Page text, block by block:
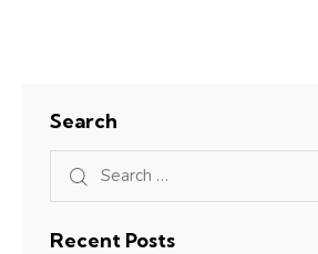
Search
Recent Posts